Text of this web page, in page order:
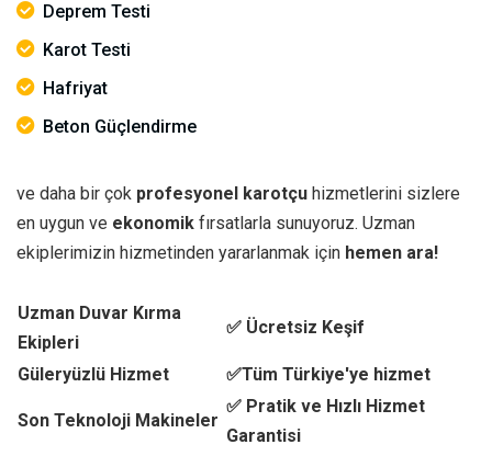
Deprem Testi
Karot Testi
Hafriyat
Beton Güçlendirme
ve daha bir çok profesyonel karotçu hizmetlerini sizlere
en uygun ve ekonomik fırsatlarla sunuyoruz. Uzman
ekiplerimizin hizmetinden yararlanmak için hemen ara!
Uzman Duvar Kırma
Ekipleri
✅ Ücretsiz Keşif
Güleryüzlü Hizmet ✅Tüm Türkiye'ye hizmet
Son Teknoloji Makineler
✅ Pratik ve Hızlı Hizmet
Garantisi